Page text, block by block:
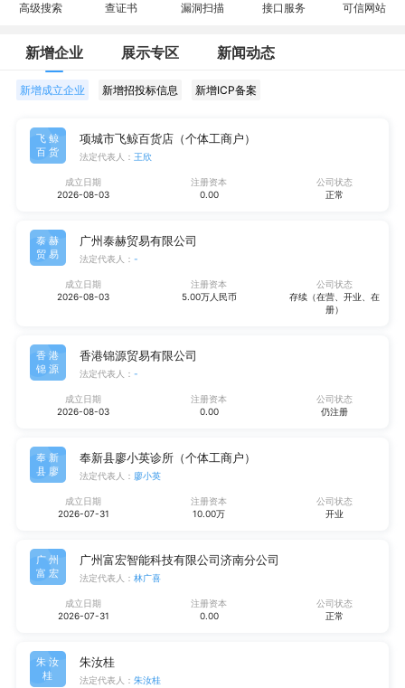
高级搜索 查证书 漏洞扫描 接口服务 可信网站
新增企业 展示专区 新闻动态
新增成立企业 新增招投标信息 新增ICP备案
飞鲸
百货
项城市飞鲸百货店（个体工商户）
法定代表人： 王欣
成立日期
2026-08-03
注册资本
0.00
公司状态
正常
泰赫
贸易
广州泰赫贸易有限公司
法定代表人： -
成立日期
2026-08-03
注册资本
5.00万人民币
公司状态
存续（在营、开业、在
册）
香港
锦源
香港锦源贸易有限公司
法定代表人： -
成立日期
2026-08-03
注册资本
0.00
公司状态
仍注册
奉新
县廖
奉新县廖小英诊所（个体工商户）
法定代表人： 廖小英
成立日期
2026-07-31
注册资本
10.00万
公司状态
开业
广州
富宏
广州富宏智能科技有限公司济南分公司
法定代表人： 林广喜
成立日期
2026-07-31
注册资本
0.00
公司状态
正常
朱汝
桂
朱汝桂
法定代表人： 朱汝桂